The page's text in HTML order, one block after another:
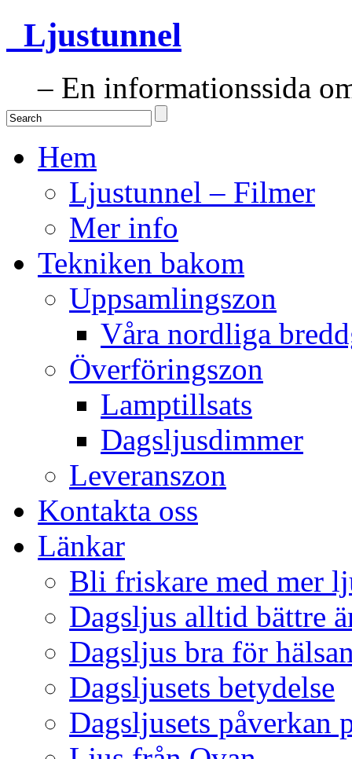
Ljustunnel
– En informationssida
Hem
Ljustunnel – Filmer
Mer info
Tekniken bakom
Uppsamlingszon
Våra nordliga
Överföringszon
Lamptillsats
Dagsljusdimmer
Leveranszon
Kontakta oss
Länkar
Bli friskare med mer
Dagsljus alltid bättre
Dagsljus bra för
Dagsljusets betydelse
Dagsljusets påverkan